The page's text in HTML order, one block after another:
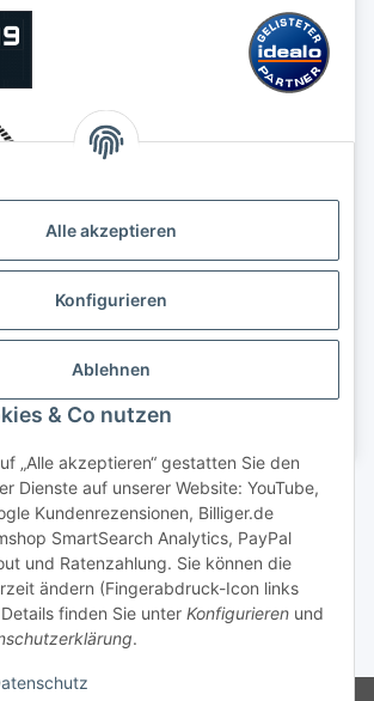
Alle akzeptieren
Konfigurieren
Ablehnen
& Co nutzen
„Alle akzeptieren“ gestatten Sie den
Dienste auf unserer Website: YouTube,
Kundenrezensionen, Billiger.de
SmartSearch Analytics, PayPal
und Ratenzahlung. Sie können die
ändern (Fingerabdruck-Icon links
finden Sie unter Konfigurieren und
.
Vertrag widerrufen